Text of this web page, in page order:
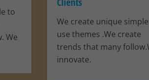
to
We
We create unique
use themes .We create
trends that many
innovate.
Informationen anzeigen
Cookie-Informationen anzeigen
Datenschutzerklärung